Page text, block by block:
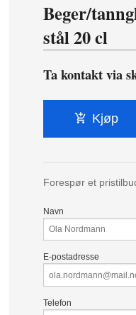
Beger/
stål 20 cl
Ta kontakt via
Kjøp
Forespør et
Navn
E-postadresse
Telefon